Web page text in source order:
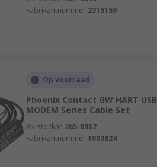
Fabrikantnummer 2315159
Op voorraad
Phoenix Contact GW HART USB
MODEM Series Cable Set
RS-stocknr. 265-8962
Fabrikantnummer 1003824